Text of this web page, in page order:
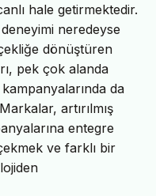
hale getirmektedir.
neredeyse
dönüştüren
pek çok alanda
da
artırılmış
entegre
ve farklı bir